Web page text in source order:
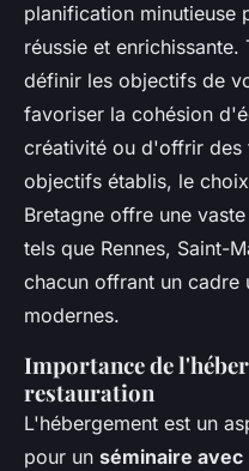
planification minutieuse
réussie et
définir les objectifs de
favoriser la cohésion
créativité ou d'offrir des
objectifs établis, le
Bretagne offre une
tels que Rennes, Saint-
chacun offrant un cadre
modernes.
Importance de
restauration
L'hébergement est un
pour un séminaire